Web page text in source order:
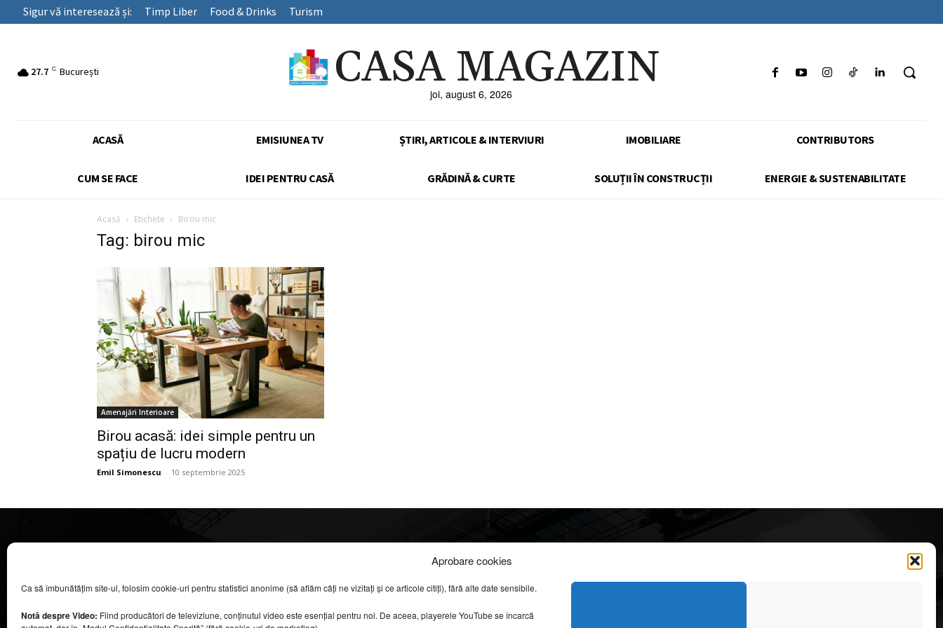
Aprobare cookies
Ca să îmbunătățim site-ul, folosim cookie-uri pentru statistici anonime (să aflăm câți ne vizitați și ce articole citiți), fără alte date sensibile.
Notă despre Video: Fiind producători de televiziune, conținutul video este esențial pentru noi. De aceea, playerele YouTube se încarcă
Sigur vă interesează și: Timp Liber Food & Drinks Turism
27.7 C București CASA MAGAZIN
joi, august 6, 2026
ACASĂ EMISIUNEA TV ȘTIRI, ARTICOLE & INTERVIURI IMOBILIARE CONTRIBUTORS
CUM SE FACE IDEI PENTRU CASĂ GRĂDINĂ & CURTE SOLUȚII ÎN CONSTRUCȚII ENERGIE & SUSTENABILITATE
Acasă Etichete Birou mic
Tag: birou mic
Amenajări Interioare
Birou acasă: idei simple pentru un
spațiu de lucru modern
Emil Simonescu - 10 septembrie 2025
COOL MEDIA BROADCASTING & EVENTS SRL.
Toate drepturile rezervate.
Contacte în secțiunea „Despre noi”.
Info
DESPRE NOI
CONFIDENȚIALITATE & COOKIES
apreciate
Secretele construirii